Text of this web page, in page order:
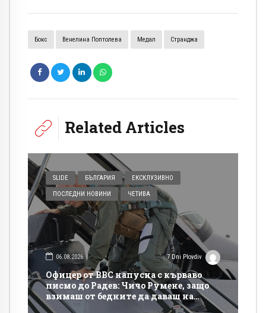
Бокс Венелина Поптолева Медал Странджа
Related Articles
SLIDE БЪЛГАРИЯ ЕКСКЛУЗИВНО
ПОСЛЕДНИ НОВИНИ ЧЕТИВА
06.08.2026 7 Dni Plovdiv
Офицер от ВВС напусна с кърваво
писмо до Радев: Чичо Румене, защо
взимаш от бедните да даваш на
богатите?